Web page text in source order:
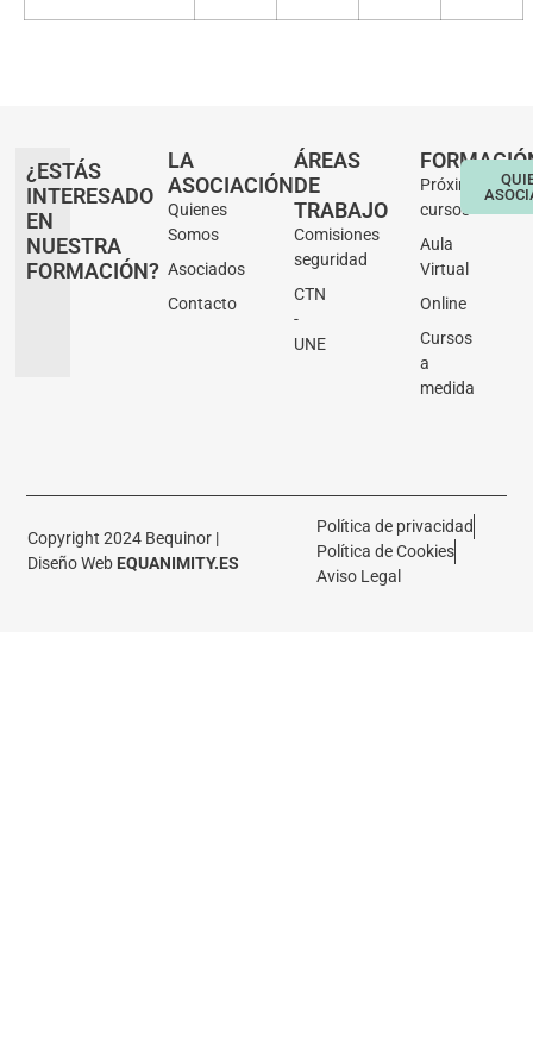
¿ESTÁS
INTERESADO
EN
NUESTRA
FORMACIÓN?
LA
ASOCIACIÓN
Quienes
Somos
Asociados
Contacto
ÁREAS
DE
TRABAJO
Comisiones
seguridad
CTN
-
UNE
Próximos
cursos
Aula
Virtual
Online
Cursos
a
medida
Copyright 2024 Bequinor |
Diseño Web EQUANIMITY.ES
Política de privacidad
Política de Cookies
Aviso Legal